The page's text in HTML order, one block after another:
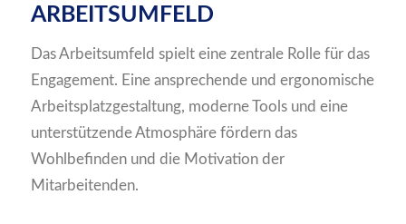
ARBEITSUMFELD
Das Arbeitsumfeld spielt eine zentrale Rolle für das
Engagement. Eine ansprechende und ergonomische
Arbeitsplatzgestaltung, moderne Tools und eine
unterstützende Atmosphäre fördern das
Wohlbefinden und die Motivation der
Mitarbeitenden.